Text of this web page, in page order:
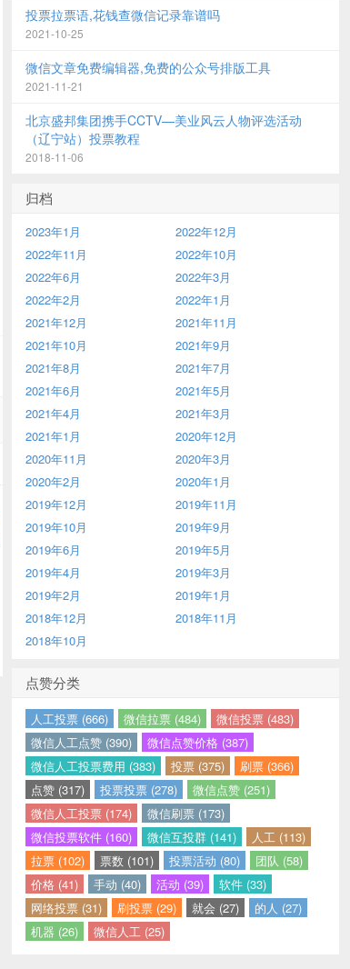
投票拉票语,花钱查微信记录靠谱吗
2021-10-25
微信文章免费编辑器,免费的公众号排版工具
2021-11-21
北京盛邦集团携手CCTV—美业风云人物评选活动
（辽宁站）投票教程
2018-11-06
归档
2023年1月
2022年12月
2022年11月
2022年10月
2022年6月
2022年3月
2022年2月
2022年1月
2021年12月
2021年11月
2021年10月
2021年9月
2021年8月
2021年7月
2021年6月
2021年5月
2021年4月
2021年3月
2021年1月
2020年12月
2020年11月
2020年3月
2020年2月
2020年1月
2019年12月
2019年11月
2019年10月
2019年9月
2019年6月
2019年5月
2019年4月
2019年3月
2019年2月
2019年1月
2018年12月
2018年11月
2018年10月
点赞分类
人工投票 (666) 微信拉票 (484)
微信投票 (483)
微信人工点赞 (390)
微信点赞价格 (387)
微信人工投票费用 (383)
投票 (375)
刷票 (366)
点赞 (317)
投票投票 (278)
微信点赞 (251)
微信人工投票 (174)
微信刷票 (173)
微信投票软件 (160)
微信互投群 (141)
人工 (113)
拉票 (102)
票数 (101) 投票活动 (80)
团队 (58)
价格 (41)
手动 (40) 活动 (39)
软件 (33)
网络投票 (31)
刷投票 (29) 就会 (27)
的人 (27)
机器 (26)
微信人工 (25)